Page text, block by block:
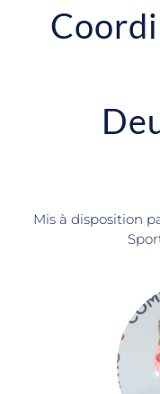
Mis à disposition